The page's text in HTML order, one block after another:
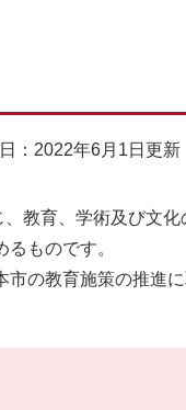
：2022年6月1日更新
教育、学術及び文
ものです。
の教育施策の推進